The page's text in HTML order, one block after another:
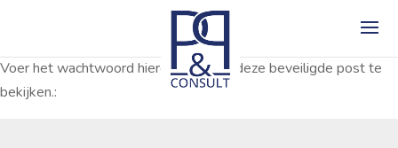
Voer het wachtwoord hieronder in om deze beveiligde post te
bekijken.: